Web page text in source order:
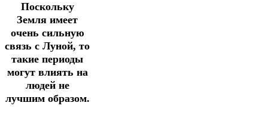
Поскольку
Земля имеет
очень сильную
связь с Луной, то
такие периоды
могут влиять на
людей не
лучшим образом.